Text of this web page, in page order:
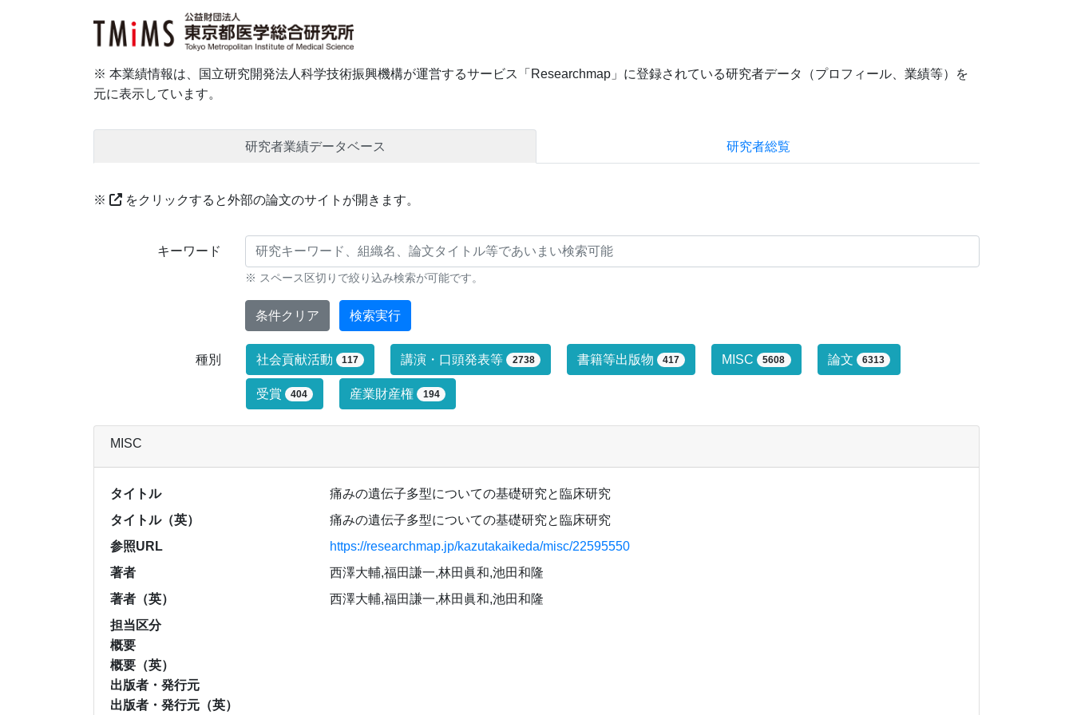
※ 本業績情報は、国立研究開発法人科学技術振興機構が運営するサービス「Researchmap」に登録されている研究者データ（プロフィール、業績等）を
元に表示しています。
研究者業績データベース 研究者総覧
※ をクリックすると外部の論文のサイトが開きます。
研究業績に対する検索条件
キーワード
※ スペース区切りで絞り込み検索が可能です。
条件クリア 検索実行
種別 研究業績タイプによる絞り込み条件です。絞り込みは行っていません。
社会貢献活動 117 講演・口頭発表等 2738 書籍等出版物 417 MISC 5608 論文 6313
受賞 404 産業財産権 194
MISC
タイトル
痛みの遺伝子多型についての基礎研究と臨床研究
タイトル（英）
痛みの遺伝子多型についての基礎研究と臨床研究
参照URL
https://researchmap.jp/kazutakaikeda/misc/22595550
著者
西澤大輔,福田謙一,林田眞和,池田和隆
著者（英）
西澤大輔,福田謙一,林田眞和,池田和隆
担当区分
概要
概要（英）
出版者・発行元
出版者・発行元（英）